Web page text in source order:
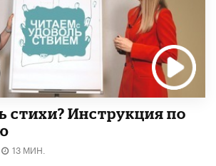
стихи? Инструкция по
13 МИН.